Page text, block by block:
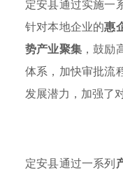
定安县通过实施一
针对本地企业的惠
势产业聚集 ，鼓
体系，加快审批流
发展潜力，加强了
定安县通过一系列